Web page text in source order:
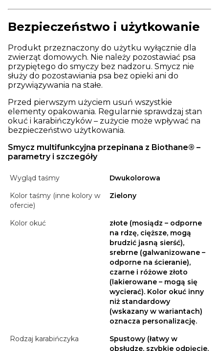
Bezpieczeństwo i użytkowanie
Produkt przeznaczony do użytku wyłącznie dla
zwierząt domowych. Nie należy pozostawiać psa
przypiętego do smyczy bez nadzoru. Smycz nie
służy do pozostawiania psa bez opieki ani do
przywiązywania na stałe.
Przed pierwszym użyciem usuń wszystkie
elementy opakowania. Regularnie sprawdzaj stan
okuć i karabińczyków – zużycie może wpływać na
bezpieczeństwo użytkowania.
Smycz multifunkcyjna przepinana z Biothane® –
parametry i szczegóły
Wygląd taśmy
Dwukolorowa
Kolor taśmy (inne kolory w
ofercie)
Zielony
Kolor okuć
złote (mosiądz – odporne
na rdzę, cięższe, mogą
brudzić jasną sierść),
srebrne (galwanizowane –
odporne na ścieranie),
czarne i różowe złoto
(lakierowane – mogą się
wycierać). Kolor okuć inny
niż standardowy
(wskazany w wariantach)
oznacza personalizację.
Rodzaj karabińczyka
Spustowy (łatwy w
obsłudze, szybkie odpięcie,